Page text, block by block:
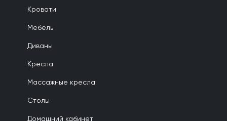
Кровати
Мебель
Диваны
Кресла
Массажные кресла
Столы
Домашний кабинет